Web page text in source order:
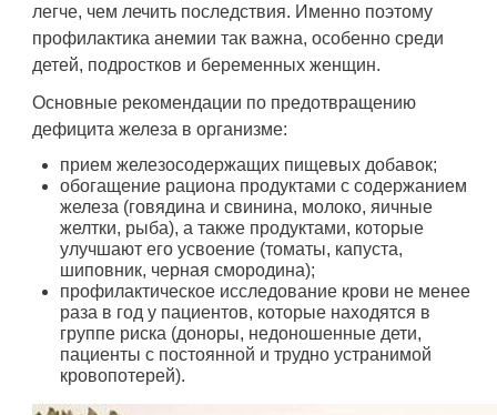
легче, чем лечить последствия. Именно поэтому
профилактика анемии так важна, особенно среди
детей, подростков и беременных женщин.
Основные рекомендации по предотвращению
дефицита железа в организме:
прием железосодержащих пищевых добавок;
обогащение рациона продуктами с содержанием
железа (говядина и свинина, молоко, яичные
желтки, рыба), а также продуктами, которые
улучшают его усвоение (томаты, капуста,
шиповник, черная смородина);
профилактическое исследование крови не менее
раза в год у пациентов, которые находятся в
группе риска (доноры, недоношенные дети,
пациенты с постоянной и трудно устранимой
кровопотерей).